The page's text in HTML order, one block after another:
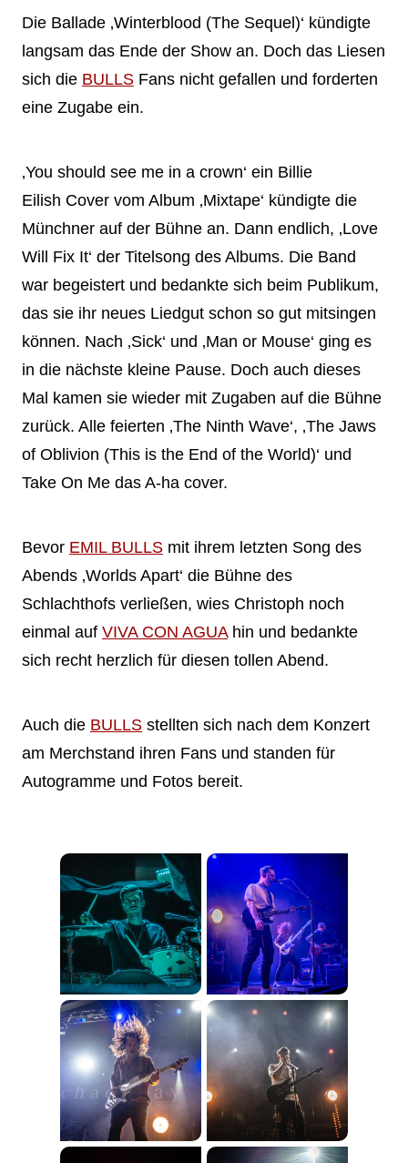
Die Ballade ‚Winterblood (The Sequel)‘ kündigte
langsam das Ende der Show an. Doch das Liesen
sich die BULLSFans nicht gefallen und forderten
eine Zugabe ein.
‚You should see me in a crown‘ ein Billie
Eilish Cover vom Album ‚Mixtape‘ kündigte die
Münchner auf der Bühne an. Dann endlich, ‚Love
Will Fix It‘ der Titelsong des Albums. Die Band
war begeistert und bedankte sich beim Publikum,
das sie ihr neues Liedgut schon so gut mitsingen
können. Nach ‚Sick‘ und ‚Man or Mouse‘ ging es
in die nächste kleine Pause. Doch auch dieses
Mal kamen sie wieder mit Zugaben auf die Bühne
zurück. Alle feierten ‚The Ninth Wave‘, ‚The Jaws
of Oblivion (This is the End of the World)‘ und
Take On Me das A‐ha cover.
Bevor EMIL BULLSmit ihrem letzten Song des
Abends ‚Worlds Apart‘ die Bühne des
Schlachthofs verließen, wies Christoph noch
einmal auf VIVA CON AGUAhin und bedankte
sich recht herzlich für diesen tollen Abend.
Auch die BULLSstellten sich nach dem Konzert
am Merchstand ihren Fans und standen für
Autogramme und Fotos bereit.